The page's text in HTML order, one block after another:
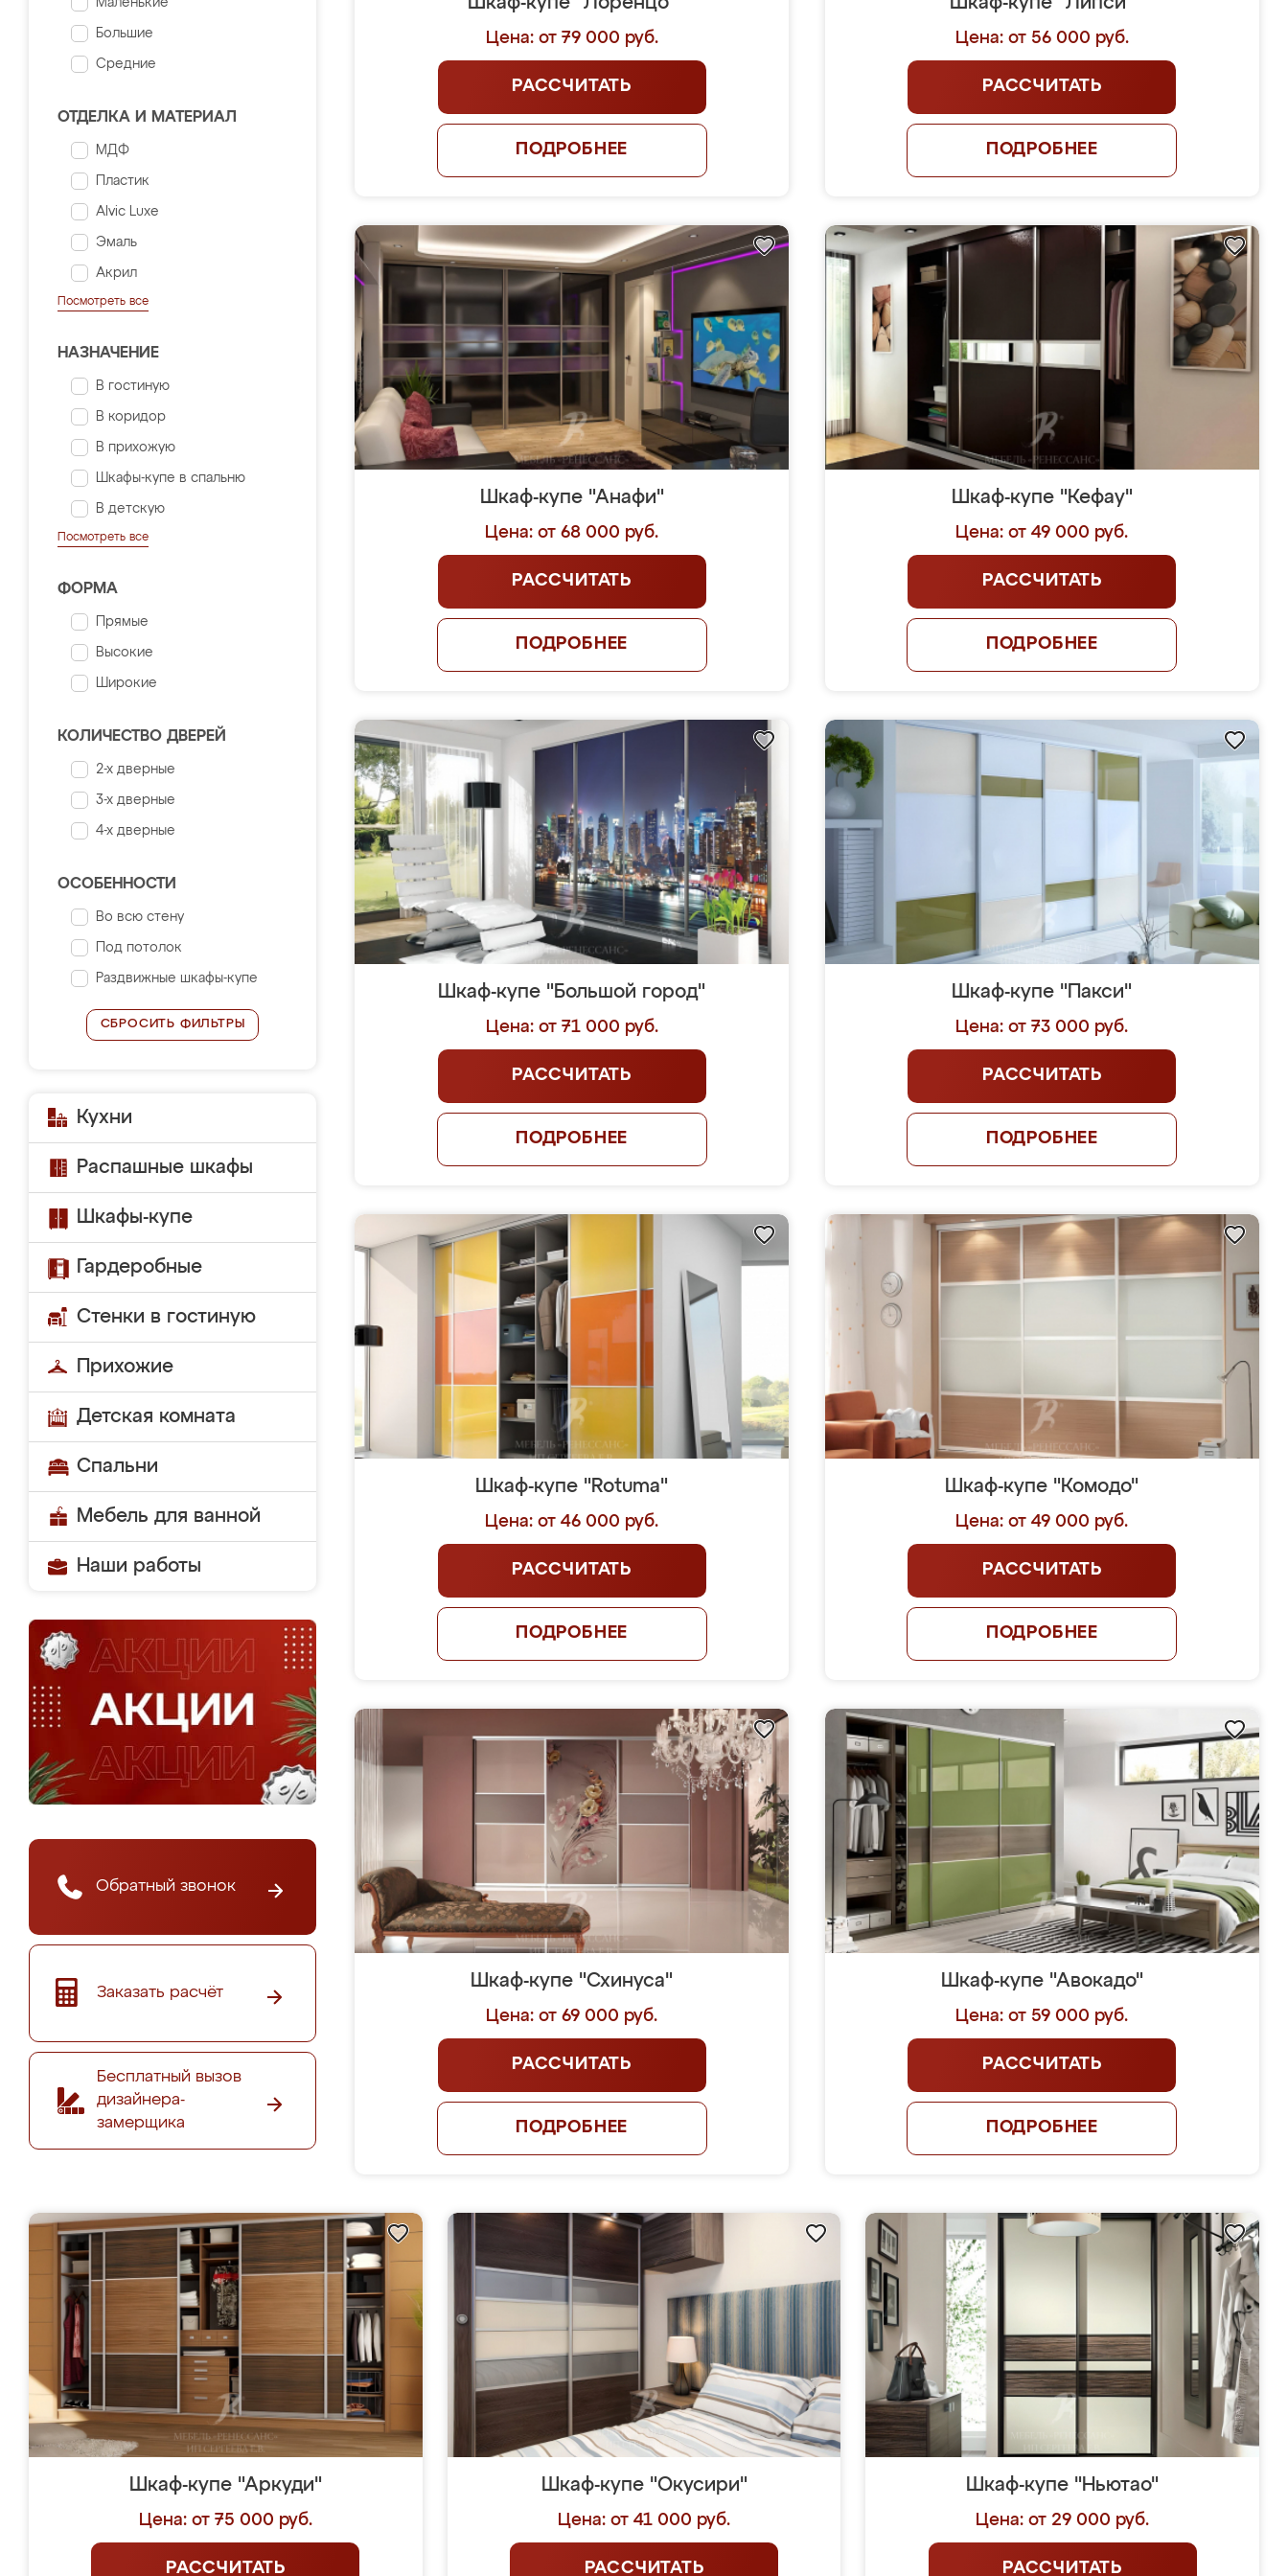
Маленькие
Большие
Средние
ОТДЕЛКА И МАТЕРИАЛ
МДФ
Пластик
Alvic Luxe
Эмаль
Акрил
Посмотреть все
НАЗНАЧЕНИЕ
В гостиную
В коридор
В прихожую
Шкафы-купе в спальню
В детскую
Посмотреть все
ФОРМА
Прямые
Высокие
Широкие
КОЛИЧЕСТВО ДВЕРЕЙ
2-х дверные
3-х дверные
4-х дверные
ОСОБЕННОСТИ
Во всю стену
Под потолок
Раздвижные шкафы-купе
СБРОСИТЬ ФИЛЬТРЫ
Кухни
Распашные шкафы
Шкафы-купе
Гардеробные
Стенки в гостиную
Прихожие
Детская комната
Спальни
Мебель для ванной
Наши работы
Обратный звонок
Заказать расчёт
Бесплатный вызов
дизайнера-
замерщика
Цена: от 79 000 руб.
РАССЧИТАТЬ
ПОДРОБНЕЕ
Цена: от 56 000 руб.
РАССЧИТАТЬ
ПОДРОБНЕЕ
Шкаф-купе "Анафи"
Цена: от 68 000 руб.
РАССЧИТАТЬ
ПОДРОБНЕЕ
Шкаф-купе "Кефау"
Цена: от 49 000 руб.
РАССЧИТАТЬ
ПОДРОБНЕЕ
Шкаф-купе "Большой город"
Цена: от 71 000 руб.
РАССЧИТАТЬ
ПОДРОБНЕЕ
Шкаф-купе "Пакси"
Цена: от 73 000 руб.
РАССЧИТАТЬ
ПОДРОБНЕЕ
Шкаф-купе "Rotuma"
Цена: от 46 000 руб.
РАССЧИТАТЬ
ПОДРОБНЕЕ
Шкаф-купе "Комодо"
Цена: от 49 000 руб.
РАССЧИТАТЬ
ПОДРОБНЕЕ
Шкаф-купе "Схинуса"
Цена: от 69 000 руб.
РАССЧИТАТЬ
ПОДРОБНЕЕ
Шкаф-купе "Авокадо"
Цена: от 59 000 руб.
РАССЧИТАТЬ
ПОДРОБНЕЕ
Шкаф-купе "Аркуди"
Цена: от 75 000 руб.
РАССЧИТАТЬ
Шкаф-купе "Окусири"
Цена: от 41 000 руб.
РАССЧИТАТЬ
Шкаф-купе "Ньютао"
Цена: от 29 000 руб.
РАССЧИТАТЬ